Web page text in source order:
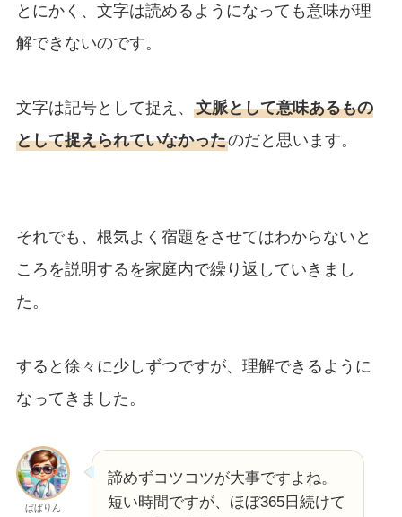
とにかく、文字は読めるようになっても意味が理
解できないのです。
文字は記号として捉え、 文脈として意味あるもの
として捉えられていなかったのだと思います。
それでも、根気よく宿題をさせてはわからないと
ころを説明するを家庭内で繰り返していきまし
た。
すると徐々に少しずつですが、理解できるように
なってきました。
ぱぱりん
諦めずコツコツが大事ですよね。
短い時間ですが、ほぼ365日続けて